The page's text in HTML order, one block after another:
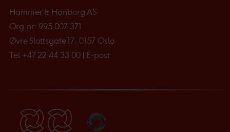
Hammer & Hanborg AS
Org.nr: 995 007 371
Øvre Slottsgate 17, 0157 Oslo
Tel +47 22 44 33 00 | E-post